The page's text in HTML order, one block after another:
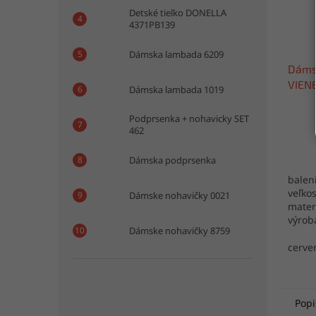
Detské tielko DONELLA
4371PB139
Dámska lambada 6209
Dámska lambada 1019
Podprsenka + nohavicky SET
462
Dámska podprsenka
Dámske nohavičky 0021
Dámske nohavičky 8759